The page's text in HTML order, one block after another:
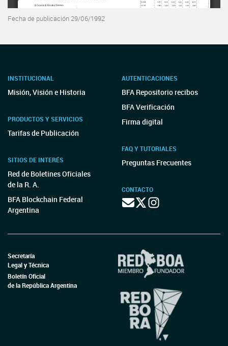
Fecha de publicación 29/06/1992
INSTITUCIONAL
Misión, Visión e Historia
PRODUCTOS Y SERVICIOS
Tarifas de Publicación
SITIOS DE INTERÉS
Red de Boletines Oficiales
de la R. A.
BFA Blockchain Federal
Argentina
AUTENTICACIONES
BFA Repositorio recibos
BFA Verificación
Firma digital
FAQ Y TUTORIALES
Preguntas Frecuentes
CONTACTO
Secretaría
Legal y Técnica
Boletín Oficial
de la República Argentina